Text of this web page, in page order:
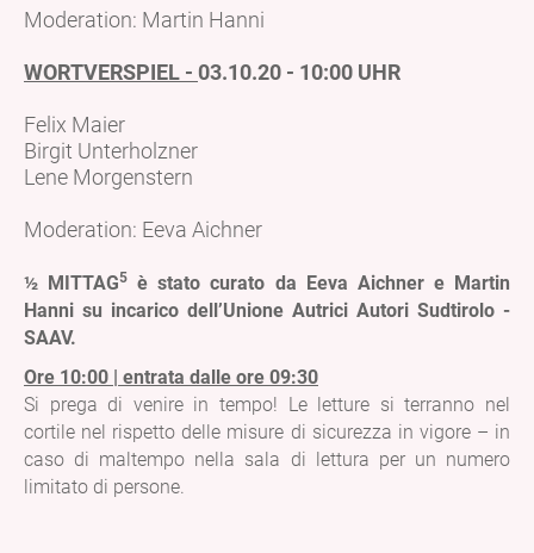
Moderation: Martin Hanni
WORTVERSPIEL - 03.10.20 - 10:00 UHR
Felix Maier
Birgit Unterholzner
Lene Morgenstern
Moderation: Eeva Aichner
½ MITTAG5 è stato curato da Eeva Aichner e Martin
Hanni su incarico dell’Unione Autrici Autori Sudtirolo -
SAAV.
Ore 10:00 | entrata dalle ore 09:30
Si prega di venire in tempo! Le letture si terranno nel
cortile nel rispetto delle misure di sicurezza in vigore – in
caso di maltempo nella sala di lettura per un numero
limitato di persone.